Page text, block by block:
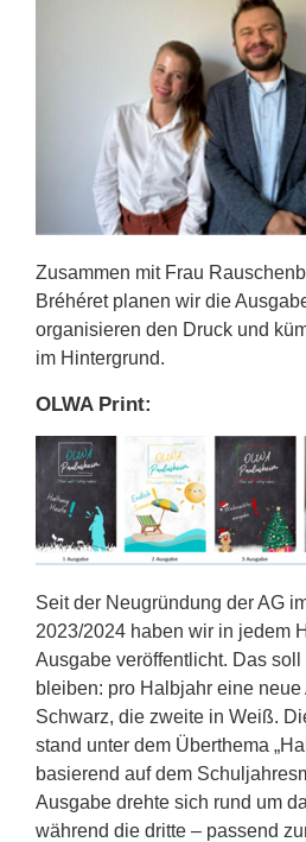
Zusammen mit Frau
Bréhéret planen wir die
organisieren den Druck und
im Hintergrund.
OLWA Print:
Seit der Neugründung der AG
2023/2024 haben wir in jedem
Ausgabe veröffentlicht. Das
bleiben: pro Halbjahr eine
Schwarz, die zweite in Weiß.
stand unter dem Überthema
basierend auf dem
Ausgabe drehte sich rund um
während die dritte – passend